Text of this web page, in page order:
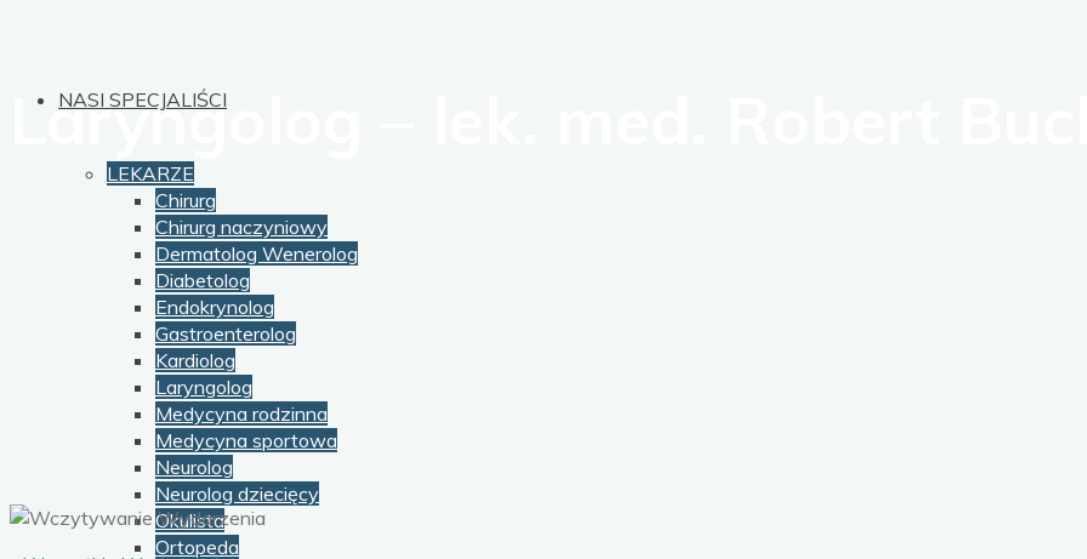
NASI SPECJALIŚCI
LEKARZE
Chirurg
Chirurg naczyniowy
Dermatolog Wenerolog
Diabetolog
Endokrynolog
Gastroenterolog
Kardiolog
Laryngolog
Medycyna rodzinna
Medycyna sportowa
Neurolog
Neurolog dziecięcy
Okulista
Ortopeda
Laryngolog – lek. med. Robert